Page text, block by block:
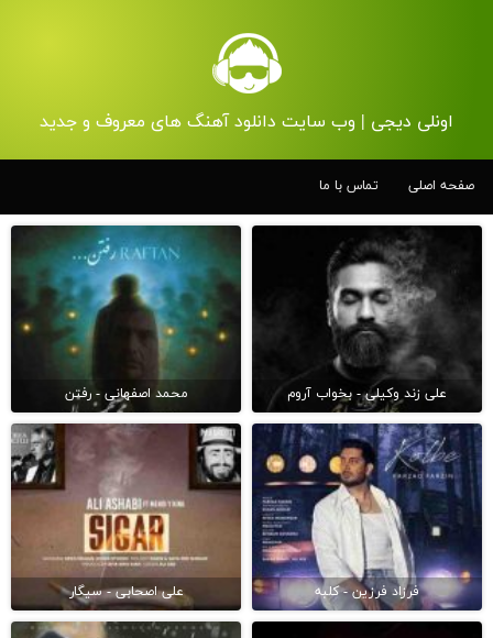
اونلی دیجی | وب سایت دانلود آهنگ های معروف و جدید
صفحه اصلی تماس با ما
علی زند وکیلی - بخواب آروم محمد اصفهانی - رفتن
فرزاد فرزین - کلبه علی اصحابی - سیگار